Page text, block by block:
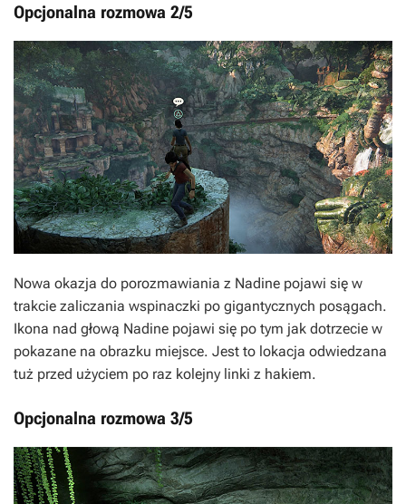
Opcjonalna rozmowa 2/5
Nowa okazja do porozmawiania z Nadine pojawi się w
trakcie zaliczania wspinaczki po gigantycznych posągach.
Ikona nad głową Nadine pojawi się po tym jak dotrzecie w
pokazane na obrazku miejsce. Jest to lokacja odwiedzana
tuż przed użyciem po raz kolejny linki z hakiem.
Opcjonalna rozmowa 3/5